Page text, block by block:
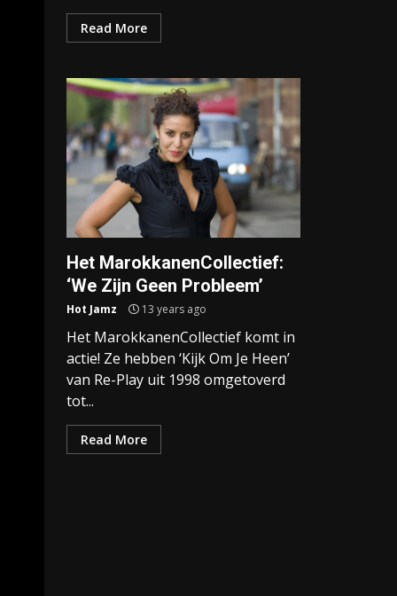
Read More
Het MarokkanenCollectief:
‘We Zijn Geen Probleem’
Hot Jamz 13 years ago
Het MarokkanenCollectief komt in
actie! Ze hebben ‘Kijk Om Je Heen’
van Re-Play uit 1998 omgetoverd
tot...
Read More